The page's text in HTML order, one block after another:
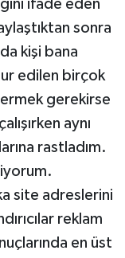
ifade eden
sonra
kişi bana
edilen birçok
gerekirse
aynı
rastladım.
site adreslerini
reklam
en üst